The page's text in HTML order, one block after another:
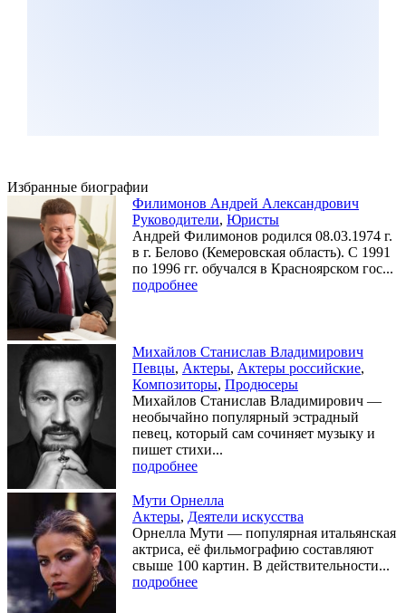
Избранные биографии
Филимонов Андрей Александрович
Руководители, Юристы
Андрей Филимонов родился 08.03.1974 г.
в г. Белово (Кемеровская область). С 1991
по 1996 гг. обучался в Красноярском гос...
подробнее
Михайлов Станислав Владимирович
Певцы, Актеры, Актеры российские,
Композиторы, Продюсеры
Михайлов Станислав Владимирович —
необычайно популярный эстрадный
певец, который сам сочиняет музыку и
пишет стихи...
подробнее
Мути Орнелла
Актеры, Деятели искусства
Орнелла Мути — популярная итальянская
актриса, её фильмографию составляют
свыше 100 картин. В действительности...
подробнее